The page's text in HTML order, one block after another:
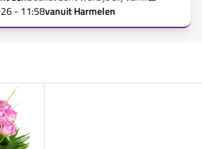
- 11:58vanuitHarmelen